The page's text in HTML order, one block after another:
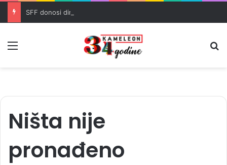
Ništa nije
pronađeno